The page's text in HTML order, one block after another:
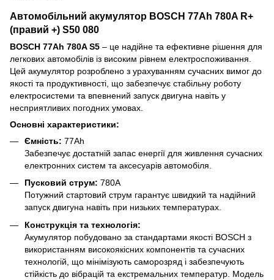
Автомобільний акумулятор BOSCH 77Ah 780A R+
(правий +) S50 080
BOSCH 77Ah 780A S5 – це надійне та ефективне рішення для
легкових автомобілів із високим рівнем електроспоживання.
Цей акумулятор розроблено з урахуванням сучасних вимог до
якості та продуктивності, що забезпечує стабільну роботу
електросистеми та впевнений запуск двигуна навіть у
несприятливих погодних умовах.
Основні характеристики:
Ємність: 77Ah
Забезпечує достатній запас енергії для живлення сучасних
електронних систем та аксесуарів автомобіля.
Пусковий струм: 780A
Потужний стартовий струм гарантує швидкий та надійний
запуск двигуна навіть при низьких температурах.
Конструкція та технологія:
Акумулятор побудовано за стандартами якості BOSCH з
використанням високоякісних компонентів та сучасних
технологій, що мінімізують саморозряд і забезпечують
стійкість до вібрацій та екстремальних температур. Модель